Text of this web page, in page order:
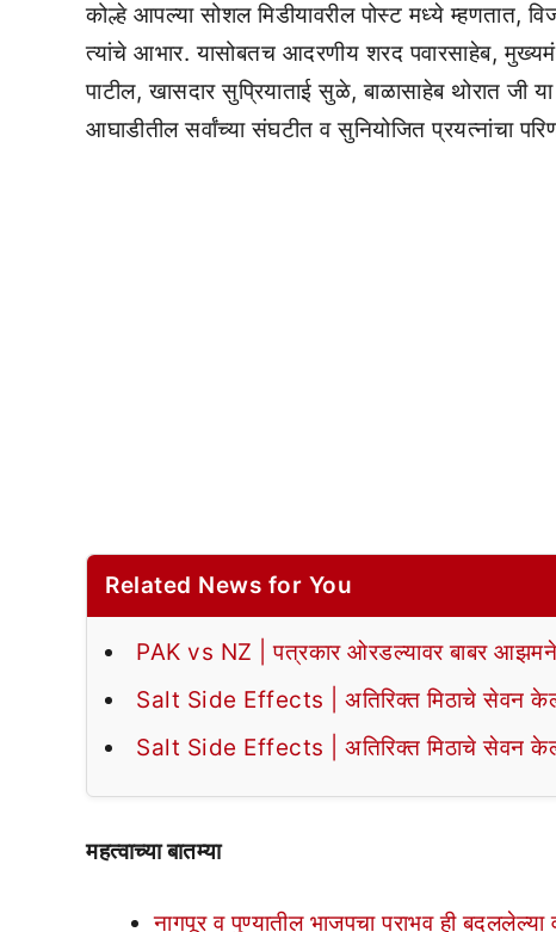
कोल्हे आपल्या सोशल मिडीयावरील पोस्ट मध्ये म्हणतात,
त्यांचे आभार. यासोबतच आदरणीय शरद पवारसाहेब,
पाटील, खासदार सुप्रियाताई सुळे, बाळासाहेब थोरात जी
आघाडीतील सर्वांच्या संघटीत व सुनियोजित प्रयत्नांचा
Related News for You
PAK vs NZ | पत्रकार ओरडल्यावर बाबर आझमने
Salt Side Effects | अतिरिक्त मिठाचे सेवन
Salt Side Effects | अतिरिक्त मिठाचे सेवन
महत्वाच्या बातम्या
नागपूर व पुण्यातील भाजपचा पराभव ही बदललेल्या